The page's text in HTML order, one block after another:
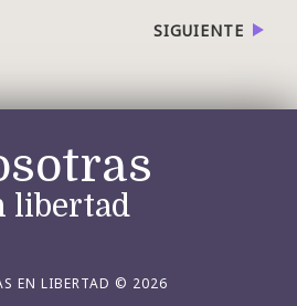
SIGUIENTE
libertad
EN LIBERTAD © 2026